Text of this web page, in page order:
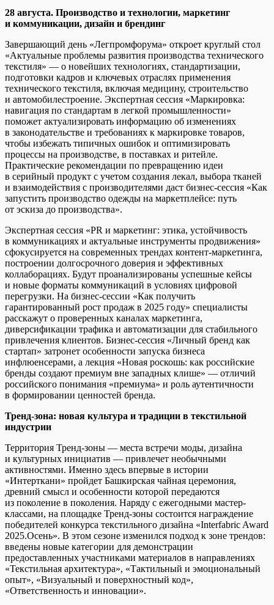
28 августа. Производство и технологии, маркетинг
и коммуникации, дизайн и брендинг
Завершающий день «Легпромфорума» откроет круглый стол
«Актуальные проблемы развития производства технического
текстиля» — о новейших технологиях, стандартизации,
подготовки кадров и ключевых отраслях применения
технического текстиля, включая медицину, строительство
и автомобилестроение. Экспертная сессия «Маркировка:
навигация по стандартам в легкой промышленности»
поможет актуализировать информацию об изменениях
в законодательстве и требованиях к маркировке товаров,
чтобы избежать типичных ошибок и оптимизировать
процессы на производстве, в поставках и ритейле.
Практические рекомендации по превращению идеи
в серийный продукт с учетом создания лекал, выбора тканей
и взаимодействия с производителями даст бизнес-сессия «Как
запустить производство одежды на маркетплейсе: путь
от эскиза до производства».
Экспертная сессия «PR и маркетинг: этика, устойчивость
в коммуникациях и актуальные инструменты продвижения»
сфокусируется на современных трендах контент-маркетинга,
построении долгосрочного доверия и эффективных
коллаборациях. Будут проанализированы успешные кейсы
и новые форматы коммуникаций в условиях цифровой
перегрузки. На бизнес-сессии «Как получить
гарантированный рост продаж в 2025 году» специалисты
расскажут о проверенных каналах маркетинга,
диверсификации трафика и автоматизации для стабильного
привлечения клиентов. Бизнес-сессия «Личный бренд как
стартап» затронет особенности запуска бизнеса
инфлюенсерами, а лекция «Новая роскошь: как российские
бренды создают премиум вне западных клише» — отличий
российского понимания «премиума» и роль аутентичности
в формировании ценностей бренда.
Тренд-зона: новая культура и традиции в текстильной
индустрии
Территория Тренд-зоны — места встречи моды, дизайна
и культурных инициатив — привлечет необычными
активностями. Именно здесь впервые в истории
«Интерткани» пройдет Башкирская чайная церемония,
древний смысл и особенности которой передаются
из поколение в поколения. Наряду с ежегодными мастер-
классами, на площадке Тренд-зоны состоится награждение
победителей конкурса текстильного дизайна «Interfabric Award
2025.Осень». В этом сезоне изменился подход к зоне трендов:
введены новые категории для демонстрации
предоставленных участниками материалов в направлениях
«Текстильная архитектура», «Тактильный и эмоциональный
опыт», «Визуальный и поверхностный код»,
«Ответственность и инновации».